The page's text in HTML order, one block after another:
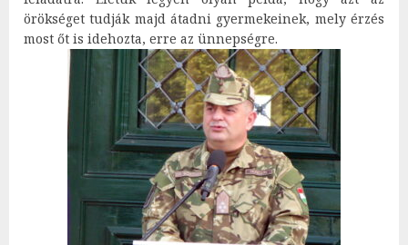
örökséget tudják majd átadni gyermekeinek, mely érzés
most őt is idehozta, erre az ünnepségre.